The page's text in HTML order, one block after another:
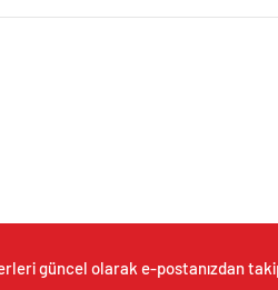
güncel olarak e-postanızdan